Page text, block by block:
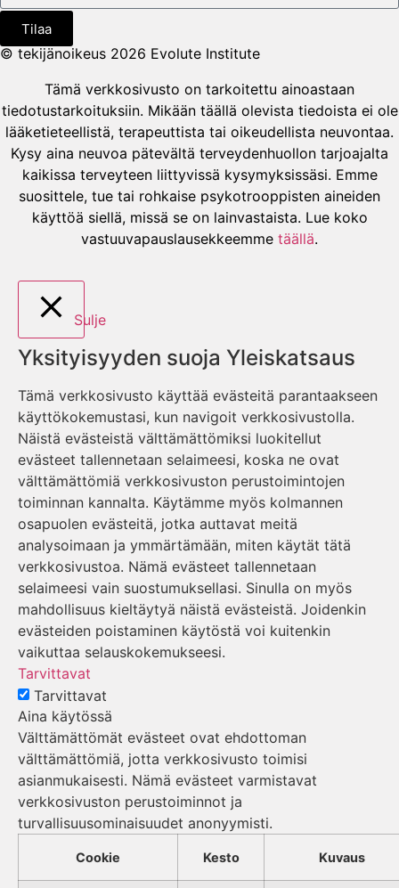
Tilaa
© tekijänoikeus 2026 Evolute Institute
Tämä verkkosivusto on tarkoitettu ainoastaan
tiedotustarkoituksiin. Mikään täällä olevista tiedoista ei ole
lääketieteellistä, terapeuttista tai oikeudellista neuvontaa.
Kysy aina neuvoa pätevältä terveydenhuollon tarjoajalta
kaikissa terveyteen liittyvissä kysymyksissäsi. Emme
suosittele, tue tai rohkaise psykotrooppisten aineiden
käyttöä siellä, missä se on lainvastaista. Lue koko
vastuuvapauslausekkeemme täällä.
Sulje
Yksityisyyden suoja Yleiskatsaus
Tämä verkkosivusto käyttää evästeitä parantaakseen
käyttökokemustasi, kun navigoit verkkosivustolla.
Näistä evästeistä välttämättömiksi luokitellut
evästeet tallennetaan selaimeesi, koska ne ovat
välttämättömiä verkkosivuston perustoimintojen
toiminnan kannalta. Käytämme myös kolmannen
osapuolen evästeitä, jotka auttavat meitä
analysoimaan ja ymmärtämään, miten käytät tätä
verkkosivustoa. Nämä evästeet tallennetaan
selaimeesi vain suostumuksellasi. Sinulla on myös
mahdollisuus kieltäytyä näistä evästeistä. Joidenkin
evästeiden poistaminen käytöstä voi kuitenkin
vaikuttaa selauskokemukseesi.
Tarvittavat
Tarvittavat
Aina käytössä
Välttämättömät evästeet ovat ehdottoman
välttämättömiä, jotta verkkosivusto toimisi
asianmukaisesti. Nämä evästeet varmistavat
verkkosivuston perustoiminnot ja
turvallisuusominaisuudet anonyymisti.
Cookie Kesto Kuvaus